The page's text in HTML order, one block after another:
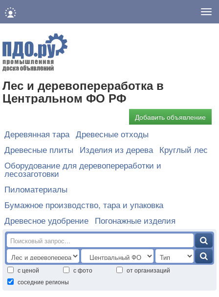
Лес и деревопереработка в
Центральном ФО РФ
Добавить объявление
Деревянная тара Древесные отходы
Древесные плиты Изделия из дерева Круглый лес
Оборудование для деревопереработки и
лесозаготовки
Пиломатериалы
Бумажное производство, тара и упаковка
Древесное удобрение Погонажные изделия
с ценой с фото
от организаций
соседние регионы